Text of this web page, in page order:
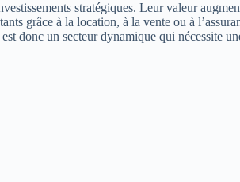
stratégiques. Leur valeur
grâce à la location, à la vente ou à
donc un secteur dynamique qui nécessite